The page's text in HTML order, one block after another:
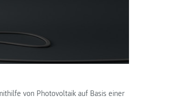
von Photovoltaik auf Basis einer